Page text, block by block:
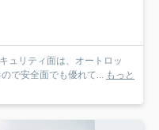
ュリティ面は、オートロッ
で安全面でも優れて... もっと